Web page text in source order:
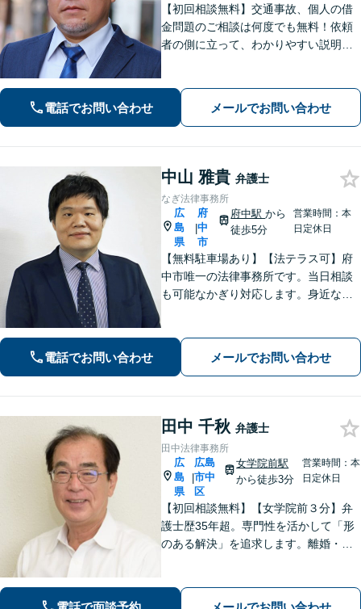
【初回相談無料】交通事故、個人の借
金問題のご相談は何度でも無料！依頼
者の側に立って、わかりやすい説明を
軽にご相談ください【WEB面談可】
【広島電鉄舟入町駅・土橋駅徒歩5分】
電話でお問い合わせ メールでお問い合わせ
中山 雅貴 弁護士
なぎ法律事務所
広
島
県
|
府
中
市
府中駅から
徒歩5分
営業時間：本
日定休日
【無料駐車場あり】【法テラス可】府
中市唯一の法律事務所です。当日相談
も可能なかぎり対応します。身近な相
とがありましたら、まずはお気軽にご
相談ください。【出張相談に対応】
電話でお問い合わせ メールでお問い合わせ
田中 千秋 弁護士
田中法律事務所
広
島
県
|
広島
市中
区
女学院前駅
から徒歩3分
営業時間：本
日定休日
【初回相談無料】【女学院前３分】弁
護士歴35年超。専門性を活かして「形
のある解決」を追求します。離婚・債
話しやすい弁護士に是非ご相談くださ